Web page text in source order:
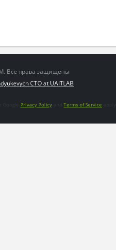
Все права защищены
CTO at UAITLAB
Privacy Policy Terms of Service